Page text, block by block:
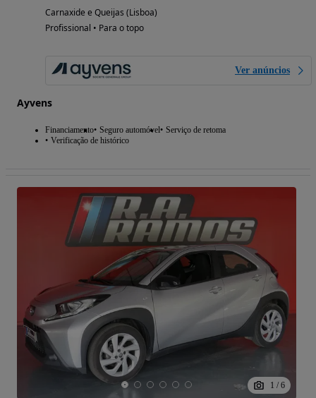
Carnaxide e Queijas (Lisboa)
Profissional • Para o topo
Ver anúncios
Ayvens
Financiamento Seguro automóvel
Serviço de retoma
Verificação de histórico
1 / 6